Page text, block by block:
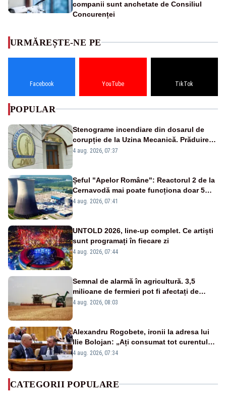
companii sunt anchetate de Consiliul
Concurenței
URMĂREȘTE-NE PE
Facebook YouTube TikTok
POPULAR
Stenograme incendiare din dosarul de
corupție de la Uzina Mecanică. Prăduirea
banilor din programul SAFE, interceptată
4 aug. 2026, 07:37
Șeful "Apelor Române": Reactorul 2 de la
Cernavodă mai poate funcționa doar 5
zile
4 aug. 2026, 07:41
UNTOLD 2026, line-up complet. Ce artiști
sunt programați în fiecare zi
4 aug. 2026, 07:44
Semnal de alarmă în agricultură. 3,5
milioane de fermieri pot fi afectați de
strategia pentru conservarea
4 aug. 2026, 08:03
Alexandru Rogobete, ironii la adresa lui
Ilie Bolojan: „Ați consumat tot curentul
urmărind șobolani imaginari”
4 aug. 2026, 07:34
CATEGORII POPULARE